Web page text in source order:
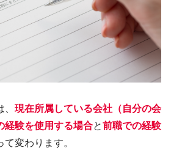
現在所属している会社（自分の会
経験を使用する場合と前職での経験
変わります。